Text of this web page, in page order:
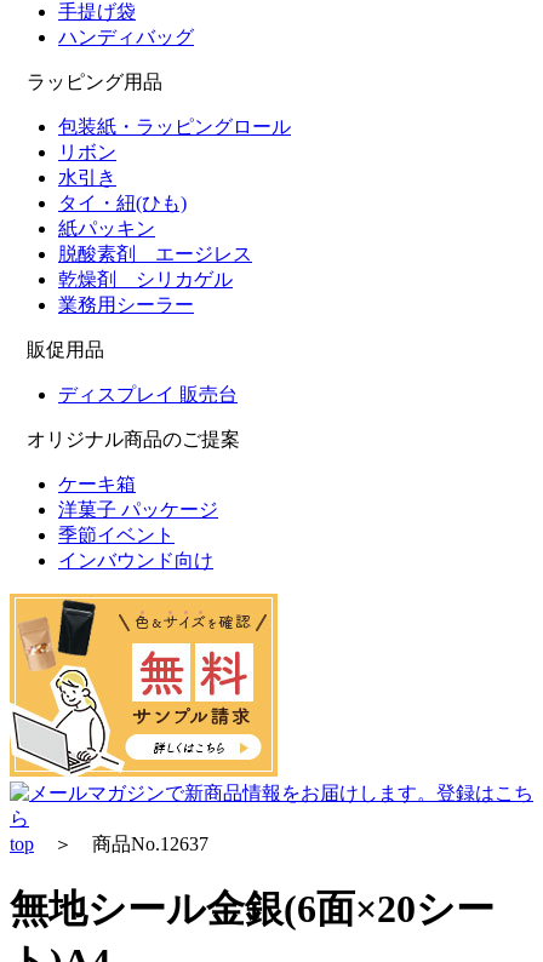
手提げ袋
ハンディバッグ
ラッピング用品
包装紙・ラッピングロール
リボン
水引き
タイ・紐(ひも)
紙パッキン
脱酸素剤 エージレス
乾燥剤 シリカゲル
業務用シーラー
販促用品
ディスプレイ 販売台
オリジナル商品のご提案
ケーキ箱
洋菓子 パッケージ
季節イベント
インバウンド向け
top ＞ 商品No.12637
無地シール金銀(6面×20シー